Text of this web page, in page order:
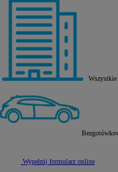
Wszystkie
Wypełnij formularz online